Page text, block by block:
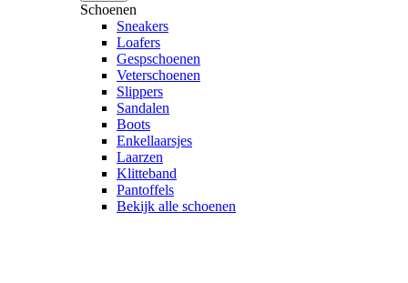
Schoenen
Sneakers
Loafers
Gespschoenen
Veterschoenen
Slippers
Sandalen
Boots
Enkellaarsjes
Laarzen
Klitteband
Pantoffels
Bekijk alle schoenen